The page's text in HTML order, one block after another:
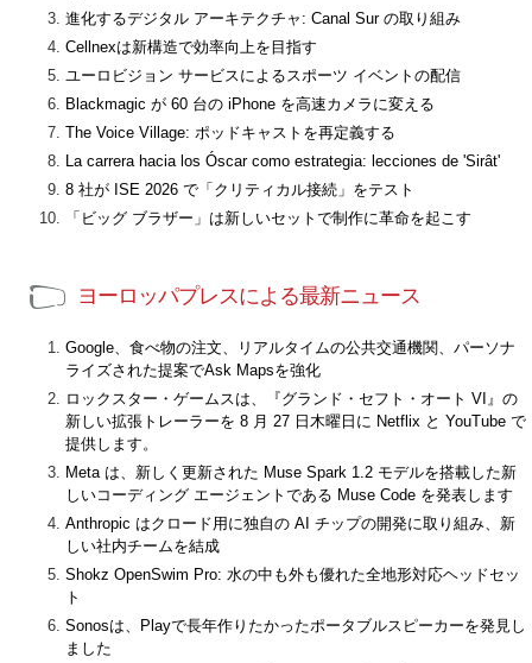
進化するデジタル アーキテクチャ: Canal Sur の取り組み
Cellnexは新構造で効率向上を目指す
ユーロビジョン サービスによるスポーツ イベントの配信
Blackmagic が 60 台の iPhone を高速カメラに変える
The Voice Village: ポッドキャストを再定義する
La carrera hacia los Óscar como estrategia: lecciones de 'Sirât'
8 社が ISE 2026 で「クリティカル接続」をテスト
「ビッグ ブラザー」は新しいセットで制作に革命を起こす
ヨーロッパプレスによる最新ニュース
Google、食べ物の注文、リアルタイムの公共交通機関、パーソナ
ライズされた提案でAsk Mapsを強化
ロックスター・ゲームスは、『グランド・セフト・オート VI』の
新しい拡張トレーラーを 8 月 27 日木曜日に Netflix と YouTube で
提供します。
Meta は、新しく更新された Muse Spark 1.2 モデルを搭載した新
しいコーディング エージェントである Muse Code を発表します
Anthropic はクロード用に独自の AI チップの開発に取り組み、新
しい社内チームを結成
Shokz OpenSwim Pro: 水の中も外も優れた全地形対応ヘッドセッ
ト
Sonosは、Playで長年作りたかったポータブルスピーカーを発見し
ました